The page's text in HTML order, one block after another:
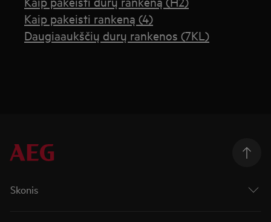
Kaip pakeisti rankeną (4)
Daugiaaukščių durų rankenos (7KL)
Skonis